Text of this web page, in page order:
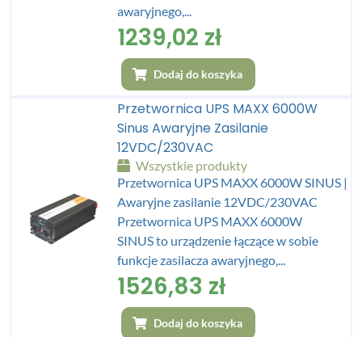
awaryjnego,...
1239,02 zł
Dodaj do koszyka
Przetwornica UPS MAXX 6000W
Sinus Awaryjne Zasilanie
12VDC/230VAC
Wszystkie produkty
Przetwornica UPS MAXX 6000W SINUS |
Awaryjne zasilanie 12VDC/230VAC
Przetwornica UPS MAXX 6000W
SINUS to urządzenie łączące w sobie
funkcje zasilacza awaryjnego,...
1526,83 zł
Dodaj do koszyka